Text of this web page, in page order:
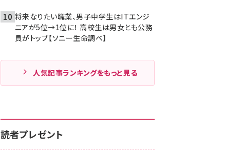
将来なりたい職業、男子中学生はITエンジ
ニアが5位→1位に！ 高校生は男女とも公務
員がトップ【ソニー生命調べ】
人気記事ランキングをもっと見る
読者プレゼント